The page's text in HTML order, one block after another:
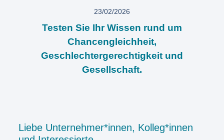
23/02/2026
Testen Sie Ihr Wissen rund um
Chancengleichheit,
Geschlechtergerechtigkeit und
Gesellschaft.
Liebe Unternehmer*innen, Kolleg*innen